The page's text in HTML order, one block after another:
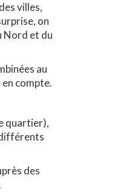
villes,
on
Nord et du
au
compte.
quartier),
des